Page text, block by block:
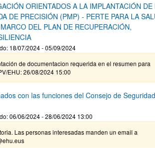
ORIENTADOS A LA IMPLANTACIÓN DE
DE PRECISIÓN (PMP) - PERTE PARA LA
DEL PLAN DE RECUPERACIÓN,
18/07/2024 - 05/09/2024
de documentacion requerida en el resumen para
EHU: 26/08/2024 15:00
con las funciones del Consejo de Seguridad
06/06/2024 - 28/06/2024 13:00
Las personas interesadas manden un email a